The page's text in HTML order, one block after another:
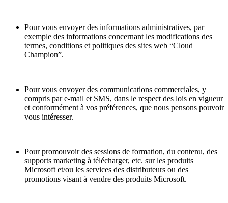
Pour vous envoyer des informations administratives, par
exemple des informations concernant les modifications des
termes, conditions et politiques des sites web “Cloud
Champion”.
Pour vous envoyer des communications commerciales, y
compris par e-mail et SMS, dans le respect des lois en vigueur
et conformément à vos préférences, que nous pensons pouvoir
vous intéresser.
Pour promouvoir des sessions de formation, du contenu, des
supports marketing à télécharger, etc. sur les produits
Microsoft et/ou les services des distributeurs ou des
promotions visant à vendre des produits Microsoft.